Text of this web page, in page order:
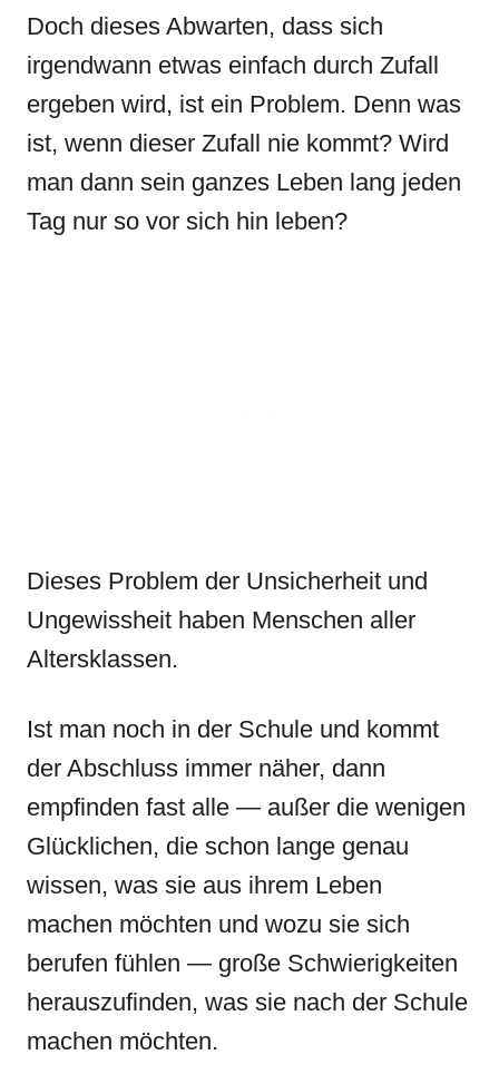
Doch dieses Abwarten, dass sich
irgendwann etwas einfach durch Zufall
ergeben wird, ist ein Problem. Denn was
ist, wenn dieser Zufall nie kommt? Wird
man dann sein ganzes Leben lang jeden
Tag nur so vor sich hin leben?
Dieses Problem der Unsicherheit und
Ungewissheit haben Menschen aller
Altersklassen.
Ist man noch in der Schule und kommt
der Abschluss immer näher, dann
empfinden fast alle — außer die wenigen
Glücklichen, die schon lange genau
wissen, was sie aus ihrem Leben
machen möchten und wozu sie sich
berufen fühlen — große Schwierigkeiten
herauszufinden, was sie nach der Schule
machen möchten.